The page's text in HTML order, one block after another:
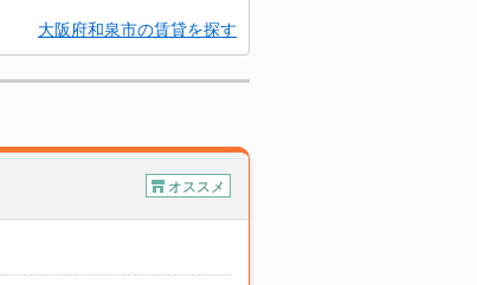
大阪府和泉市の賃貸を探す
オススメ